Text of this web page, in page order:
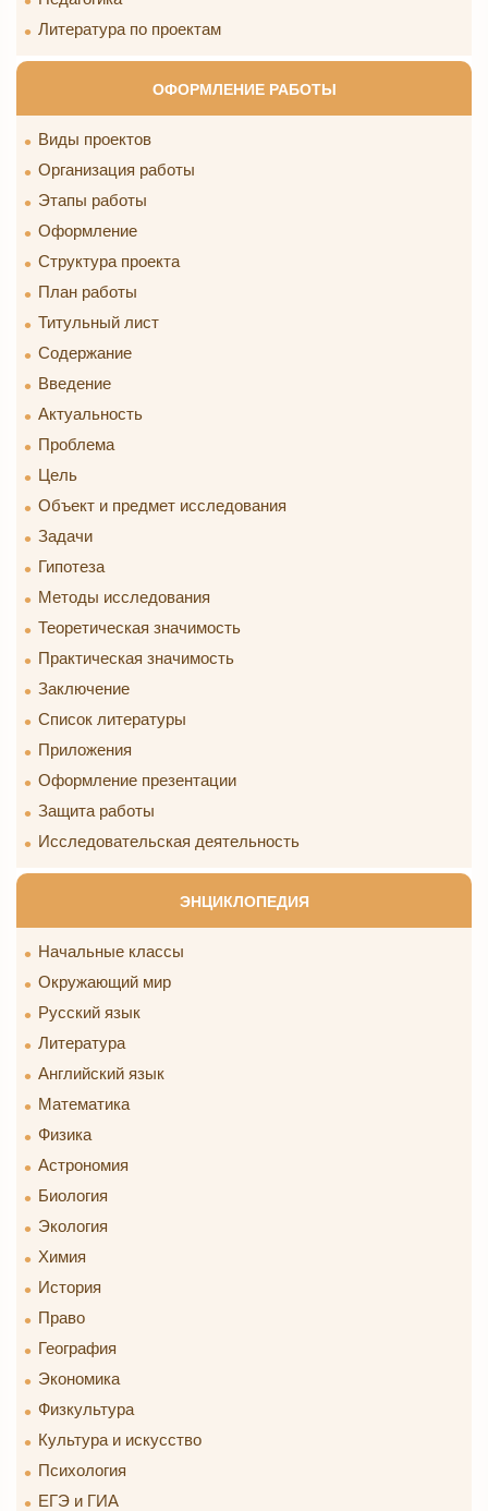
Литература по проектам
ОФОРМЛЕНИЕ РАБОТЫ
Виды проектов
Организация работы
Этапы работы
Оформление
Структура проекта
План работы
Титульный лист
Содержание
Введение
Актуальность
Проблема
Цель
Объект и предмет исследования
Задачи
Гипотеза
Методы исследования
Теоретическая значимость
Практическая значимость
Заключение
Список литературы
Приложения
Оформление презентации
Защита работы
Исследовательская деятельность
ЭНЦИКЛОПЕДИЯ
Начальные классы
Окружающий мир
Русский язык
Литература
Английский язык
Математика
Физика
Астрономия
Биология
Экология
Химия
История
Право
География
Экономика
Физкультура
Культура и искусство
Психология
ЕГЭ и ГИА